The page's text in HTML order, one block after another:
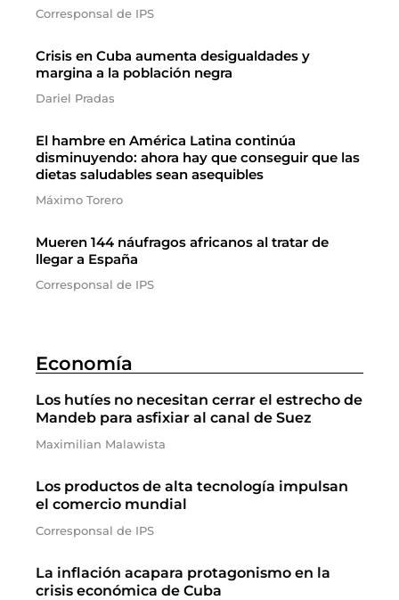
Corresponsal de IPS
Crisis en Cuba aumenta desigualdades y
margina a la población negra
Dariel Pradas
El hambre en América Latina continúa
disminuyendo: ahora hay que conseguir que las
dietas saludables sean asequibles
Máximo Torero
Mueren 144 náufragos africanos al tratar de
llegar a España
Corresponsal de IPS
Economía
Los hutíes no necesitan cerrar el estrecho de
Mandeb para asfixiar al canal de Suez
Maximilian Malawista
Los productos de alta tecnología impulsan
el comercio mundial
Corresponsal de IPS
La inflación acapara protagonismo en la
crisis económica de Cuba